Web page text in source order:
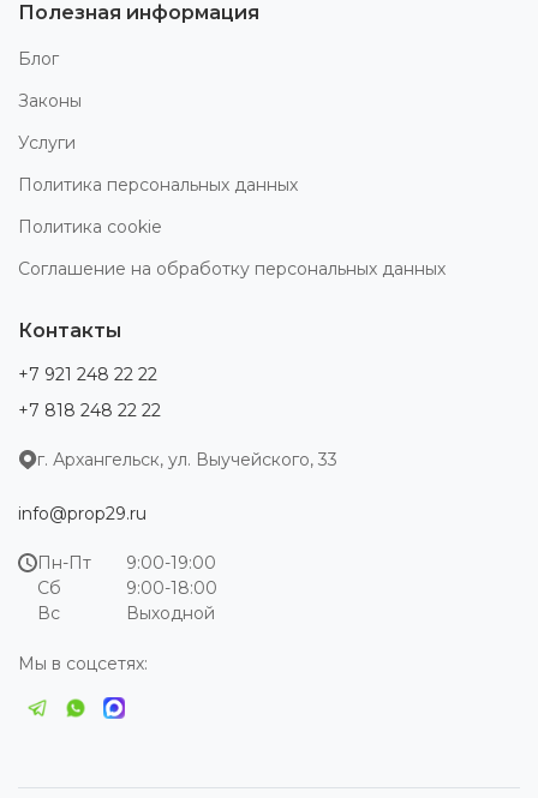
Полезная информация
Блог
Законы
Услуги
Политика персональных данных
Политика cookie
Соглашение на обработку персональных данных
Контакты
+7 921 248 22 22
+7 818 248 22 22
г. Архангельск, ул. Выучейского, 33
info@prop29.ru
Пн-Пт
9:00-19:00
Сб
9:00-18:00
Вс
Выходной
Мы в соцсетях: